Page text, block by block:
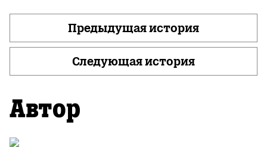
Предыдущая история
Следующая история
Автор